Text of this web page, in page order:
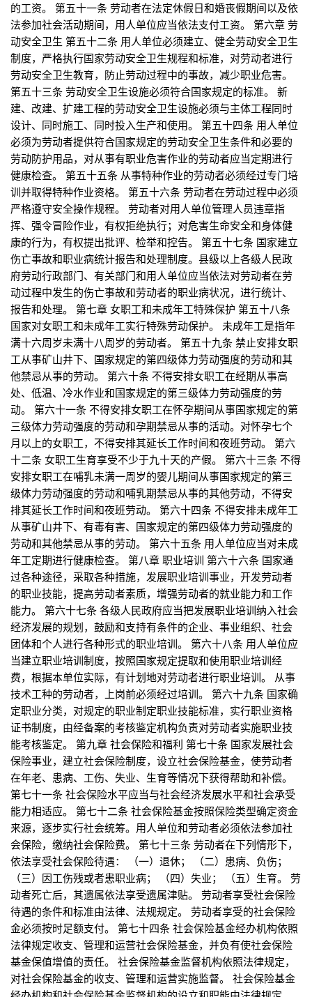
的工资。 第五十一条 劳动者在法定休假日和婚丧假期间以及依
法参加社会活动期间，用人单位应当依法支付工资。 第六章 劳
动安全卫生 第五十二条 用人单位必须建立、健全劳动安全卫生
制度，严格执行国家劳动安全卫生规程和标准，对劳动者进行
劳动安全卫生教育，防止劳动过程中的事故，减少职业危害。
第五十三条 劳动安全卫生设施必须符合国家规定的标准。 新
建、改建、扩建工程的劳动安全卫生设施必须与主体工程同时
设计、同时施工、同时投入生产和使用。 第五十四条 用人单位
必须为劳动者提供符合国家规定的劳动安全卫生条件和必要的
劳动防护用品，对从事有职业危害作业的劳动者应当定期进行
健康检查。 第五十五条 从事特种作业的劳动者必须经过专门培
训并取得特种作业资格。 第五十六条 劳动者在劳动过程中必须
严格遵守安全操作规程。 劳动者对用人单位管理人员违章指
挥、强令冒险作业，有权拒绝执行；对危害生命安全和身体健
康的行为，有权提出批评、检举和控告。 第五十七条 国家建立
伤亡事故和职业病统计报告和处理制度。县级以上各级人民政
府劳动行政部门、有关部门和用人单位应当依法对劳动者在劳
动过程中发生的伤亡事故和劳动者的职业病状况，进行统计、
报告和处理。 第七章 女职工和未成年工特殊保护 第五十八条
国家对女职工和未成年工实行特殊劳动保护。 未成年工是指年
满十六周岁未满十八周岁的劳动者。 第五十九条 禁止安排女职
工从事矿山井下、国家规定的第四级体力劳动强度的劳动和其
他禁忌从事的劳动。 第六十条 不得安排女职工在经期从事高
处、低温、冷水作业和国家规定的第三级体力劳动强度的劳
动。 第六十一条 不得安排女职工在怀孕期间从事国家规定的第
三级体力劳动强度的劳动和孕期禁忌从事的活动。对怀孕七个
月以上的女职工，不得安排其延长工作时间和夜班劳动。 第六
十二条 女职工生育享受不少于九十天的产假。 第六十三条 不得
安排女职工在哺乳未满一周岁的婴儿期间从事国家规定的第三
级体力劳动强度的劳动和哺乳期禁忌从事的其他劳动，不得安
排其延长工作时间和夜班劳动。 第六十四条 不得安排未成年工
从事矿山井下、有毒有害、国家规定的第四级体力劳动强度的
劳动和其他禁忌从事的劳动。 第六十五条 用人单位应当对未成
年工定期进行健康检查。 第八章 职业培训 第六十六条 国家通
过各种途径，采取各种措施，发展职业培训事业，开发劳动者
的职业技能，提高劳动者素质，增强劳动者的就业能力和工作
能力。 第六十七条 各级人民政府应当把发展职业培训纳入社会
经济发展的规划，鼓励和支持有条件的企业、事业组织、社会
团体和个人进行各种形式的职业培训。 第六十八条 用人单位应
当建立职业培训制度，按照国家规定提取和使用职业培训经
费，根据本单位实际，有计划地对劳动者进行职业培训。 从事
技术工种的劳动者，上岗前必须经过培训。 第六十九条 国家确
定职业分类，对规定的职业制定职业技能标准，实行职业资格
证书制度，由经备案的考核鉴定机构负责对劳动者实施职业技
能考核鉴定。 第九章 社会保险和福利 第七十条 国家发展社会
保险事业，建立社会保险制度，设立社会保险基金，使劳动者
在年老、患病、工伤、失业、生育等情况下获得帮助和补偿。
第七十一条 社会保险水平应当与社会经济发展水平和社会承受
能力相适应。 第七十二条 社会保险基金按照保险类型确定资金
来源，逐步实行社会统筹。用人单位和劳动者必须依法参加社
会保险，缴纳社会保险费。 第七十三条 劳动者在下列情形下，
依法享受社会保险待遇： （一）退休； （二）患病、负伤；
（三）因工伤残或者患职业病； （四）失业； （五）生育。 劳
动者死亡后，其遗属依法享受遗属津贴。 劳动者享受社会保险
待遇的条件和标准由法律、法规规定。 劳动者享受的社会保险
金必须按时足额支付。 第七十四条 社会保险基金经办机构依照
法律规定收支、管理和运营社会保险基金，并负有使社会保险
基金保值增值的责任。 社会保险基金监督机构依照法律规定，
对社会保险基金的收支、管理和运营实施监督。 社会保险基金